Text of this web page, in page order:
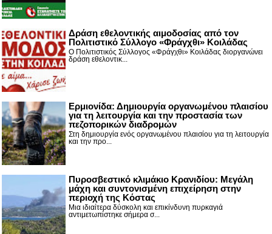
Δράση εθελοντικής αιμοδοσίας από τον
Πολιτιστικό Σύλλογο «Φράγχθι» Κοιλάδας
Ο Πολιτιστικός Σύλλογος «Φράγχθι» Κοιλάδας διοργανώνει
δράση εθελοντικ...
Ερμιονίδα: Δημιουργία οργανωμένου πλαισίου
για τη λειτουργία και την προστασία των
πεζοπορικών διαδρομών
Στη δημιουργία ενός οργανωμένου πλαισίου για τη λειτουργία
και την προ...
Πυροσβεστικό κλιμάκιο Κρανιδίου: Μεγάλη
μάχη και συντονισμένη επιχείρηση στην
περιοχή της Κόστας
Μια ιδιαίτερα δύσκολη και επικίνδυνη πυρκαγιά
αντιμετωπίστηκε σήμερα σ...